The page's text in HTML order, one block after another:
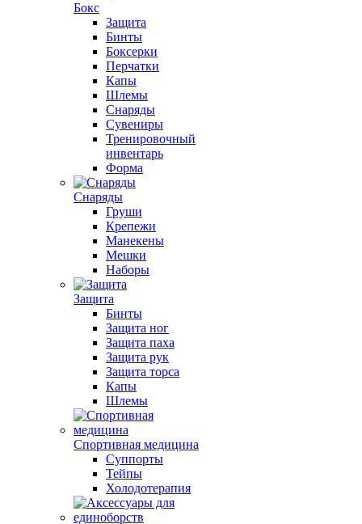
Бокс
Защита
Бинты
Боксерки
Перчатки
Капы
Шлемы
Снаряды
Сувениры
Тренировочный
инвентарь
Форма
Снаряды
Груши
Крепежи
Манекены
Мешки
Наборы
Защита
Бинты
Защита ног
Защита паха
Защита рук
Защита торса
Капы
Шлемы
Спортивная медицина
Суппорты
Тейпы
Холодотерапия